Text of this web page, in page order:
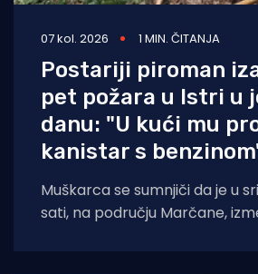
07 kol. 2026 1 MIN. ČITANJA
Postariji piroman
pet požara u Istri u
danu: "U kući mu
kanistar s
Muškarca se sumnjiči da je u
sati, na području Marčane,